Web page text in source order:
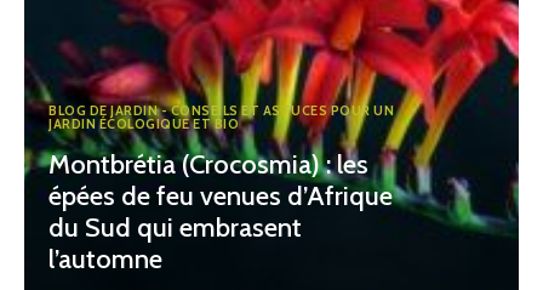
BLOG DE JARDIN - CONSEILS ET ASTUCES POUR UN
JARDIN ÉCOLOGIQUE ET BIO
Montbrétia (Crocosmia) : les
épées de feu venues d’Afrique
du Sud qui embrasent
l’automne